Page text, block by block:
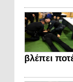
βλέπει